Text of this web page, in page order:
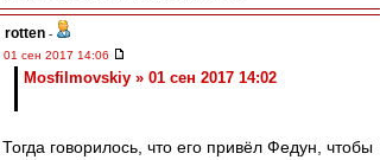
rotten -
01 сен 2017 14:06
Mosfilmovskiy » 01 сен 2017 14:02
Тогда говорилось, что его привёл Федун, чтобы